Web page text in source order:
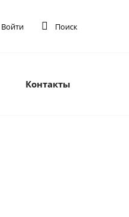
Войти Поиск
Контакты